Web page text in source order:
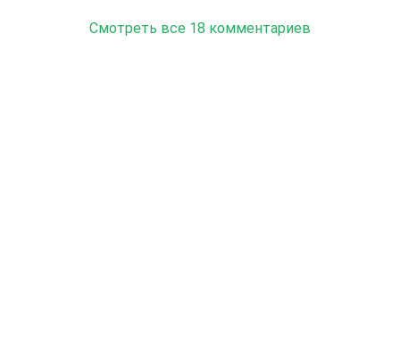
Смотреть все 18 комментариев